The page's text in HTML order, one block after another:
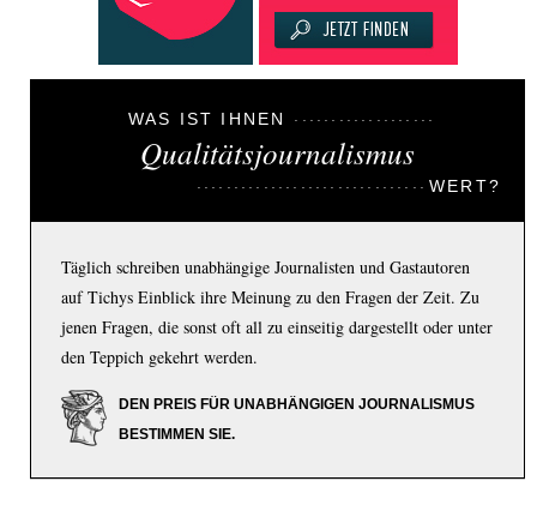
WAS IST IHNEN
Qualitätsjournalismus
WERT?
Täglich schreiben unabhängige Journalisten und Gastautoren
auf Tichys Einblick ihre Meinung zu den Fragen der Zeit. Zu
jenen Fragen, die sonst oft all zu einseitig dargestellt oder unter
den Teppich gekehrt werden.
DEN PREIS FÜR UNABHÄNGIGEN JOURNALISMUS
BESTIMMEN SIE.